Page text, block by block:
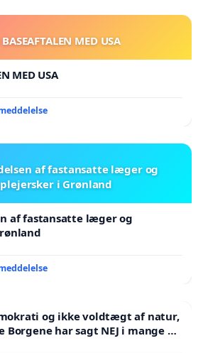
MED USA
MED USA
af fastansatte læger og
i Grønland
af fastansatte læger og
og ikke voldtægt af natur,
har sagt NEJ i mange år.